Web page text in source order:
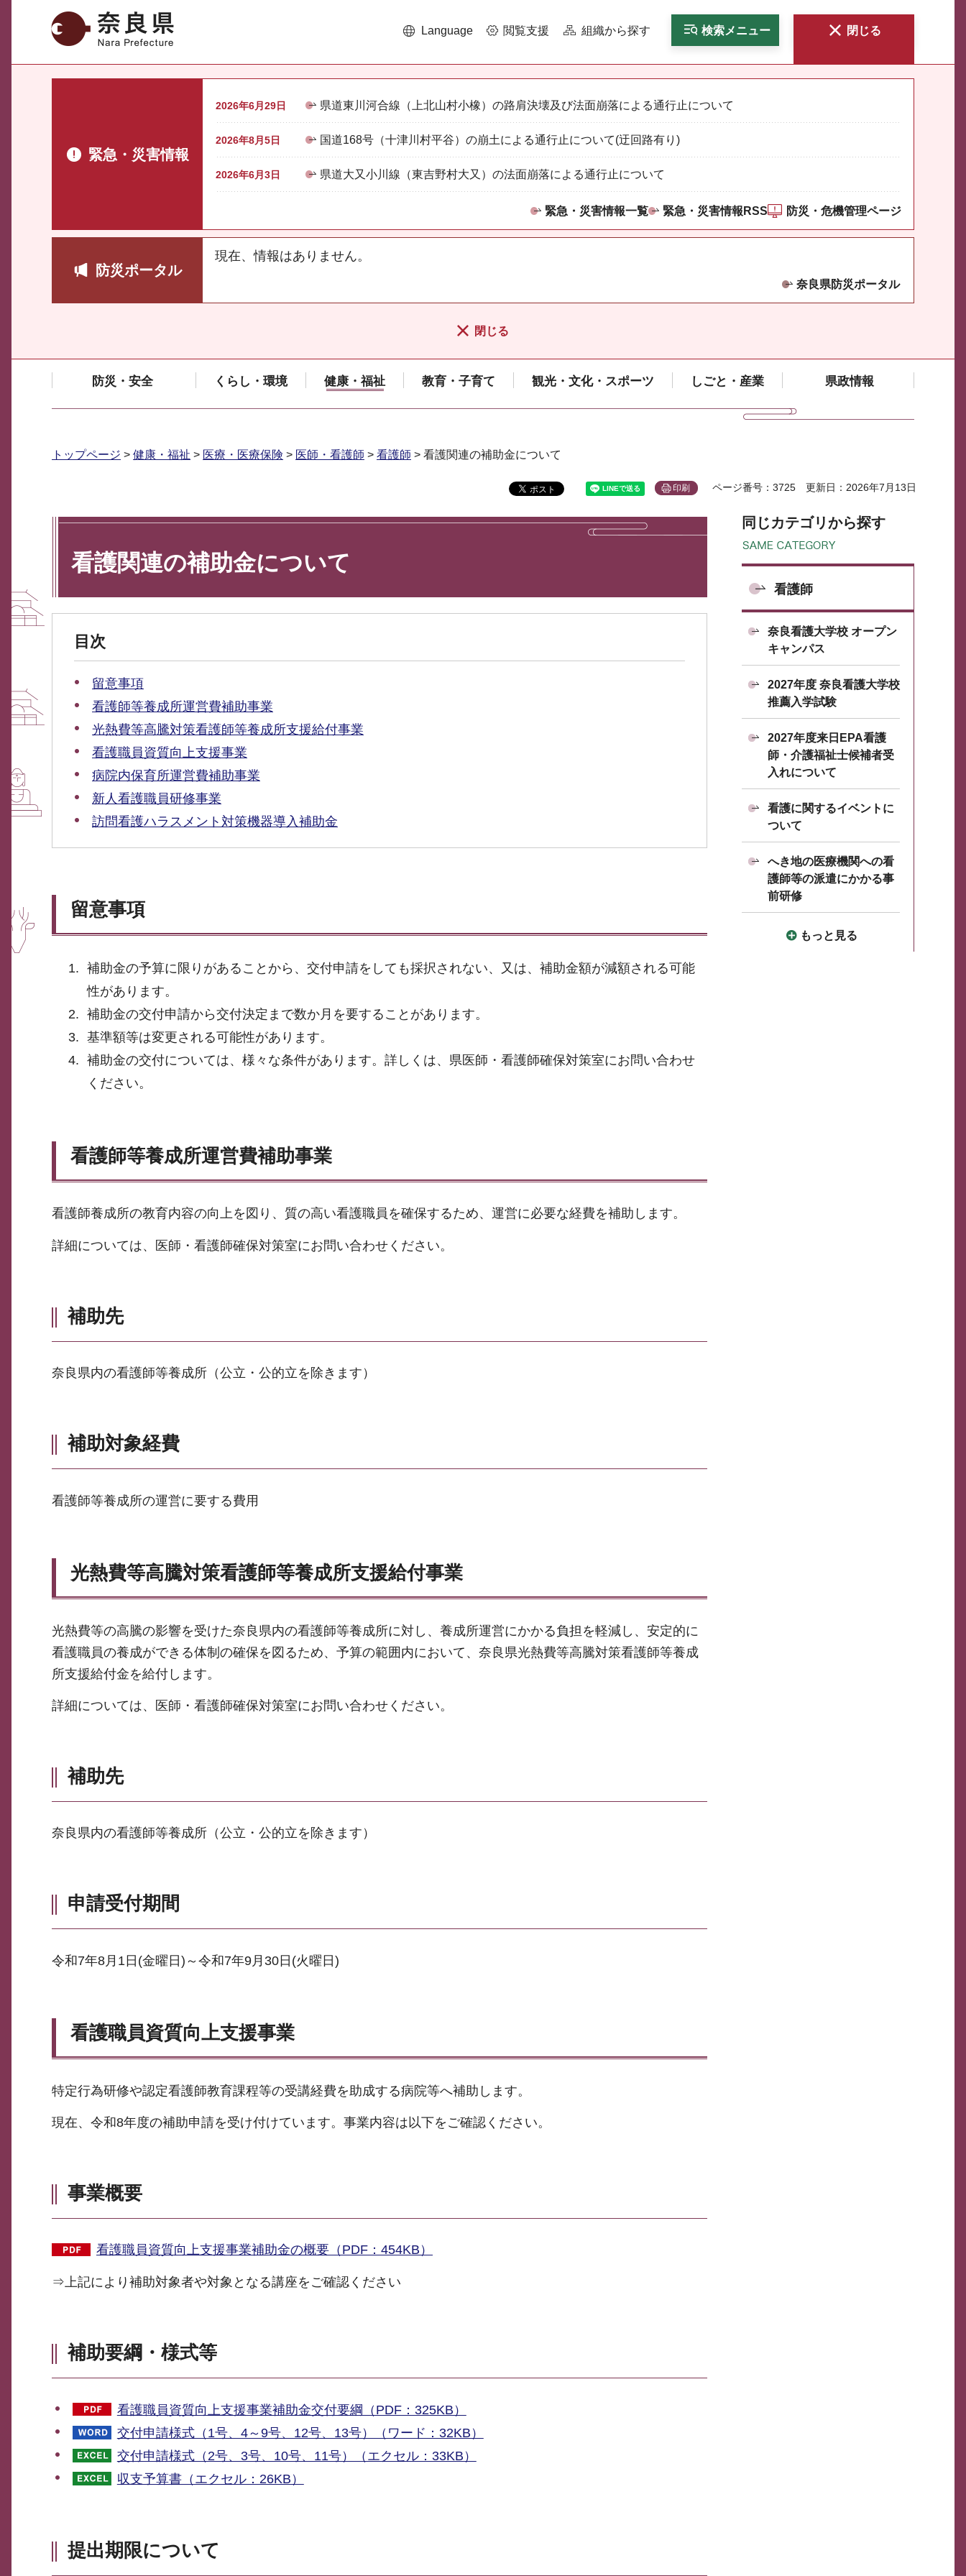
奈良県 Language 閲覧支援 組織から探す 検索メニュー 閉じる
緊急・災害情報
2026年6月29日 県道東川河合線（上北山村小橡）の路肩決壊及び法面崩落による通行止について
2026年8月5日 国道168号（十津川村平谷）の崩土による通行止について(迂回路有り)
2026年6月3日 県道大又小川線（東吉野村大又）の法面崩落による通行止について
緊急・災害情報一覧 緊急・災害情報RSS 防災・危機管理ページ
防災ポータル
現在、情報はありません。
奈良県防災ポータル
閉じる
防災・安全 くらし・環境 健康・福祉 教育・子育て 観光・文化・スポーツ しごと・産業 県政情報
トップページ > 健康・福祉 > 医療・医療保険 > 医師・看護師 > 看護師 > 看護関連の補助金について
印刷 ページ番号：3725 更新日：2026年7月13日
看護関連の補助金について
目次
留意事項
看護師等養成所運営費補助事業
光熱費等高騰対策看護師等養成所支援給付事業
看護職員資質向上支援事業
病院内保育所運営費補助事業
新人看護職員研修事業
訪問看護ハラスメント対策機器導入補助金
留意事項
補助金の予算に限りがあることから、交付申請をしても採択されない、又は、補助金額が減額される可能
性があります。
補助金の交付申請から交付決定まで数か月を要することがあります。
基準額等は変更される可能性があります。
補助金の交付については、様々な条件があります。詳しくは、県医師・看護師確保対策室にお問い合わせ
ください。
看護師等養成所運営費補助事業
看護師養成所の教育内容の向上を図り、質の高い看護職員を確保するため、運営に必要な経費を補助します。
詳細については、医師・看護師確保対策室にお問い合わせください。
補助先
奈良県内の看護師等養成所（公立・公的立を除きます）
補助対象経費
看護師等養成所の運営に要する費用
光熱費等高騰対策看護師等養成所支援給付事業
光熱費等の高騰の影響を受けた奈良県内の看護師等養成所に対し、養成所運営にかかる負担を軽減し、安定的に
看護職員の養成ができる体制の確保を図るため、予算の範囲内において、奈良県光熱費等高騰対策看護師等養成
所支援給付金を給付します。
詳細については、医師・看護師確保対策室にお問い合わせください。
補助先
奈良県内の看護師等養成所（公立・公的立を除きます）
申請受付期間
令和7年8月1日(金曜日)～令和7年9月30日(火曜日)
看護職員資質向上支援事業
特定行為研修や認定看護師教育課程等の受講経費を助成する病院等へ補助します。
現在、令和8年度の補助申請を受け付けています。事業内容は以下をご確認ください。
事業概要
看護職員資質向上支援事業補助金の概要（PDF：454KB）
⇒上記により補助対象者や対象となる講座をご確認ください
補助要綱・様式等
看護職員資質向上支援事業補助金交付要綱（PDF：325KB）
交付申請様式（1号、4～9号、12号、13号）（ワード：32KB）
交付申請様式（2号、3号、10号、11号）（エクセル：33KB）
収支予算書（エクセル：26KB）
提出期限について
同じカテゴリから探す
看護師
奈良看護大学校 オープン
キャンパス
2027年度 奈良看護大学校
推薦入学試験
2027年度来日EPA看護
師・介護福祉士候補者受
入れについて
看護に関するイベントに
ついて
へき地の医療機関への看
護師等の派遣にかかる事
前研修
もっと見る